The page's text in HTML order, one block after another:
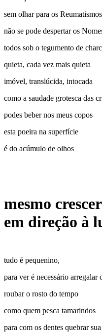
sem olhar para os Reumatismos
não se pode despertar os
todos sob o tegumento de
quieta, cada vez mais quieta
imóvel, translúcida, intocada
como a saudade grotesca das
podes beber nos meus copos
esta poeira na superfície
é do acúmulo de olhos
mesmo
em direção à
tudo é pequenino,
para ver é necessário arregalar
roubar o rosto do tempo
como quem pesca tamarindos
para com os dentes quebrar sua